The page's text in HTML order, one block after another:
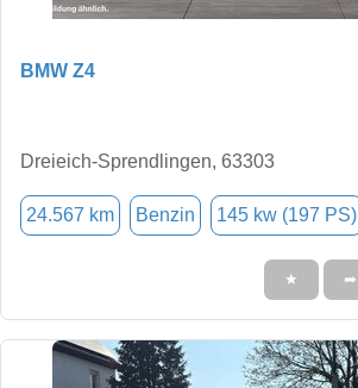
BMW Z4
Dreieich-Sprendlingen, 63303
24.567 km Benzin 145 kw (197 PS)
★ ➦